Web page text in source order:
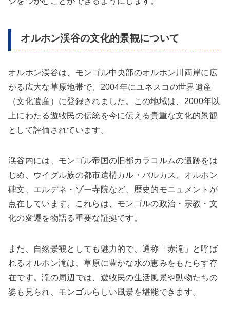
オルホン渓谷の文化的景観について
オルホン渓谷は、モンゴル中央部のオルホン川両岸に広
がる広大な草原地帯で、2004年にユネスコの世界遺産
（文化遺産）に登録されました。この地域は、2000年以
上にわたる遊牧民の伝統を今に伝える貴重な文化的景観
として評価されています。
渓谷内には、モンゴル帝国の旧都カラコルムの遺跡をは
じめ、ウイグル族の都市遺構カル・バルカス、オルホン
碑文、エルデネ・ゾー寺院など、歴史的モニュメントが
点在しています。これらは、モンゴルの政治・宗教・文
化の変遷を物語る重要な証拠です。
また、自然景観としても魅力的で、通称「赤滝」と呼ば
れるオルホン滝は、草原に豊かな水の恵みをもたらす存
在です。滝の周辺では、遊牧民の生活風景や動物たちの
姿も見られ、モンゴルらしい風景を堪能できます。